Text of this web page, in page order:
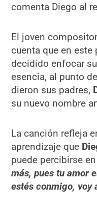
comenta Diego al
El joven
cuenta que en
decidido enfocar
esencia, al punto
dieron sus padres,
su nuevo nombre
La canción refleja
aprendizaje que
puede percibirse
más, pues tu amor
estés conmigo, voy